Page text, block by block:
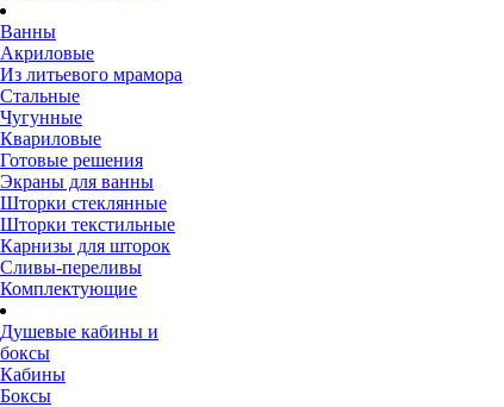
Ванны
Акриловые
Из литьевого мрамора
Стальные
Чугунные
Квариловые
Готовые решения
Экраны для ванны
Шторки стеклянные
Шторки текстильные
Карнизы для шторок
Сливы-переливы
Комплектующие
Душевые кабины и
боксы
Кабины
Боксы